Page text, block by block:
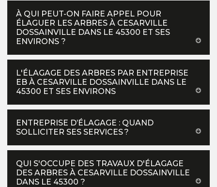
À QUI PEUT-ON FAIRE APPEL POUR
ÉLAGUER LES ARBRES À CESARVILLE
DOSSAINVILLE DANS LE 45300 ET SES
ENVIRONS ?
L'ÉLAGAGE DES ARBRES PAR ENTREPRISE
EB À CESARVILLE DOSSAINVILLE DANS LE
45300 ET SES ENVIRONS
ENTREPRISE D’ÉLAGAGE : QUAND
SOLLICITER SES SERVICES ?
QUI S'OCCUPE DES TRAVAUX D'ÉLAGAGE
DES ARBRES À CESARVILLE DOSSAINVILLE
DANS LE 45300 ?